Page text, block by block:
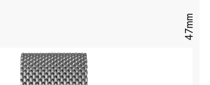
47mm